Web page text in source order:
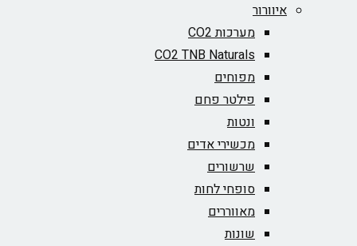
איוורור
מערכות CO2
CO2 TNB Naturals
מפוחים
פילטר פחם
ונטות
מכשירי אדים
שרשורים
סופחי לחות
מאווררים
שונות